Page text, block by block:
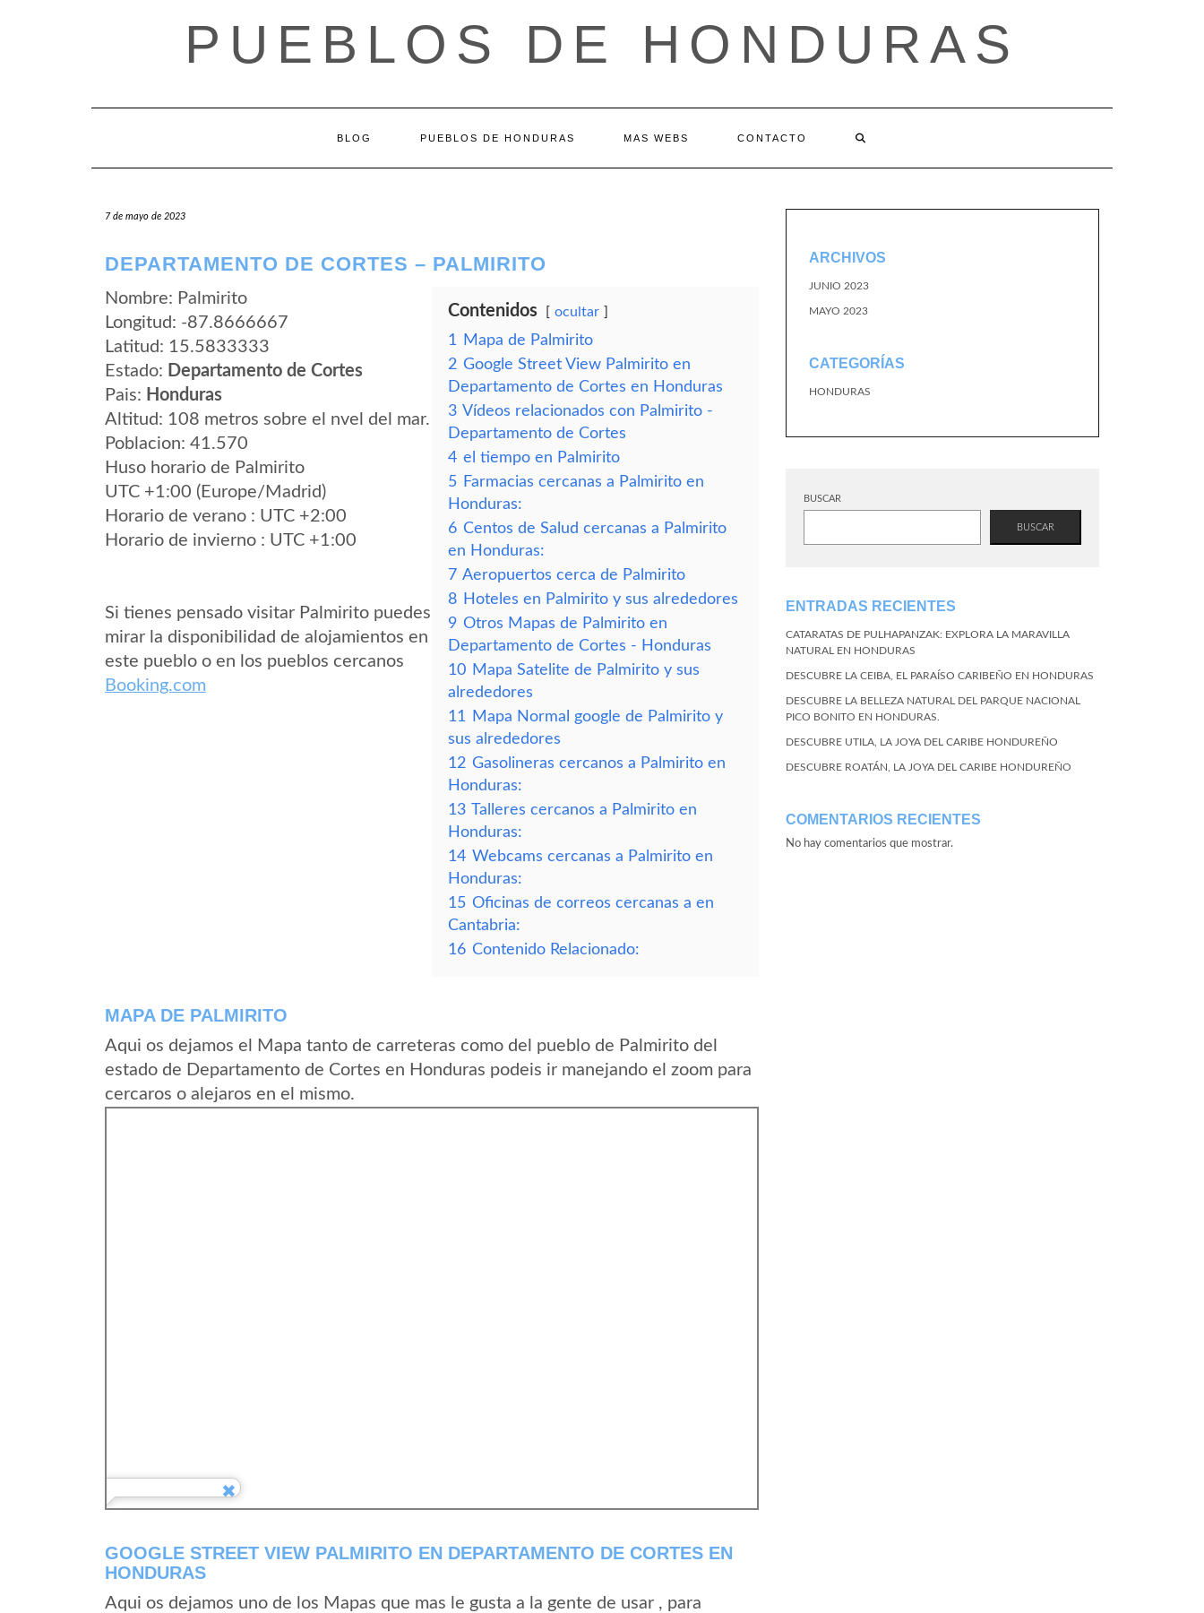
PUEBLOS DE HONDURAS
BLOG PUEBLOS DE HONDURAS MAS WEBS CONTACTO
7 de mayo de 2023
DEPARTAMENTO DE CORTES – PALMIRITO
Nombre: Palmirito
Longitud: -87.8666667
Latitud: 15.5833333
Estado: Departamento de Cortes
Pais: Honduras
Altitud: 108 metros sobre el nvel del mar.
Poblacion: 41.570
Huso horario de Palmirito
UTC +1:00 (Europe/Madrid)
Horario de verano : UTC +2:00
Horario de invierno : UTC +1:00
Si tienes pensado visitar Palmirito puedes
mirar la disponibilidad de alojamientos en
este pueblo o en los pueblos cercanos
Booking.com
Contenidos ocultar
1
Mapa de Palmirito
2 Google Street View Palmirito en
Departamento de Cortes en Honduras
3 Vídeos relacionados con Palmirito -
Departamento de Cortes
4 el tiempo en Palmirito
5 Farmacias cercanas a Palmirito en
Honduras:
6 Centos de Salud cercanas a Palmirito
en Honduras:
7 Aeropuertos cerca de Palmirito
8 Hoteles en Palmirito y sus alrededores
9 Otros Mapas de Palmirito en
Departamento de Cortes - Honduras
10 Mapa Satelite de Palmirito y sus
alrededores
11
Mapa Normal google de Palmirito y
sus alrededores
12 Gasolineras cercanos a Palmirito en
Honduras:
13 Talleres cercanos a Palmirito en
Honduras:
14 Webcams cercanas a Palmirito en
Honduras:
15 Oficinas de correos cercanas a en
Cantabria:
16 Contenido Relacionado:
MAPA DE PALMIRITO
Aqui os dejamos el Mapa tanto de carreteras como del pueblo de Palmirito del
estado de Departamento de Cortes en Honduras podeis ir manejando el zoom para
cercaros o alejaros en el mismo.
GOOGLE STREET VIEW PALMIRITO EN DEPARTAMENTO DE CORTES EN
HONDURAS
Aqui os dejamos uno de los Mapas que mas le gusta a la gente de usar , para
ARCHIVOS
JUNIO 2023
MAYO 2023
CATEGORÍAS
HONDURAS
BUSCAR
BUSCAR
ENTRADAS RECIENTES
CATARATAS DE PULHAPANZAK: EXPLORA LA MARAVILLA
NATURAL EN HONDURAS
DESCUBRE LA CEIBA, EL PARAÍSO CARIBEÑO EN HONDURAS
DESCUBRE LA BELLEZA NATURAL DEL PARQUE NACIONAL
PICO BONITO EN HONDURAS.
DESCUBRE UTILA, LA JOYA DEL CARIBE HONDUREÑO
DESCUBRE ROATÁN, LA JOYA DEL CARIBE HONDUREÑO
COMENTARIOS RECIENTES
No hay comentarios que mostrar.